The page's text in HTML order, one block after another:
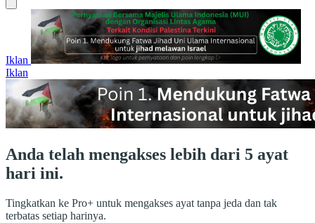
Iklan
Iklan
Anda telah mengakses lebih dari 5 ayat
hari ini.
Tingkatkan ke Pro+ untuk mengakses ayat tanpa jeda dan tak
terbatas setiap harinya.